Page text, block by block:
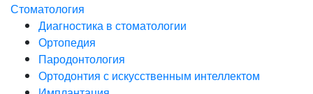
Стоматология
Диагностика в стоматологии
Ортопедия
Пародонтология
Ортодонтия с искусственным интеллектом